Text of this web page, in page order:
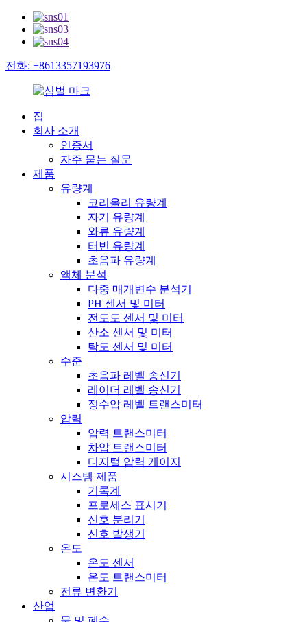
전화: +8613357193976
집
회사 소개
인증서
자주 묻는 질문
제품
유량계
코리올리 유량계
자기 유량계
와류 유량계
터빈 유량계
초음파 유량계
액체 분석
다중 매개변수 분석기
PH 센서 및 미터
전도도 센서 및 미터
산소 센서 및 미터
탁도 센서 및 미터
수준
초음파 레벨 송신기
레이더 레벨 송신기
정수압 레벨 트랜스미터
압력
압력 트랜스미터
차압 트랜스미터
디지털 압력 게이지
시스템 제품
기록계
프로세스 표시기
신호 분리기
신호 발생기
온도
온도 센서
온도 트랜스미터
전류 변환기
산업